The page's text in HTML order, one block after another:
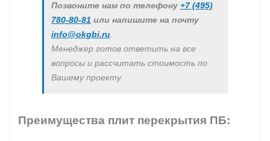
Позвоните нам по телефону +7 (495)
780-80-81 или напишите на почту
info@okgbi.ru
Менеджер готов ответить на все
вопросы и рассчитать стоимость по
Вашему проекту.
Преимущества плит перекрытия ПБ: